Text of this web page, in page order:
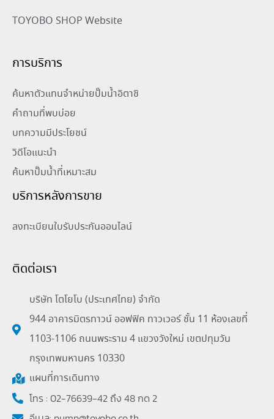
TOYOBO SHOP Website
การบริการ
ค้นหาตัวแทนจำหน่ายปั๊มน้ำอิตาชิ
คำถามที่พบบ่อย
บทความมีประโยชน์
วิดีโอแนะนำ
ค้นหาปั๊มน้ำที่เหมาะสม
บริการหลังการขาย
ลงทะเบียนใบรับประกันออนไลน์
ติดต่อเรา
บริษัท โตโยโบ (ประเทศไทย) จำกัด
944 อาคารมิตรทาวน์ ออฟฟิค ทาวเวอร์ ชั้น 11 ห้องเลขที่
1103-1106 ถนนพระราม 4 แขวงวังใหม่ เขตปทุมวัน
กรุงเทพมหานคร 10330
แผนที่การเดินทาง
โทร : 02-76639-42 ถึง 48 กด 2